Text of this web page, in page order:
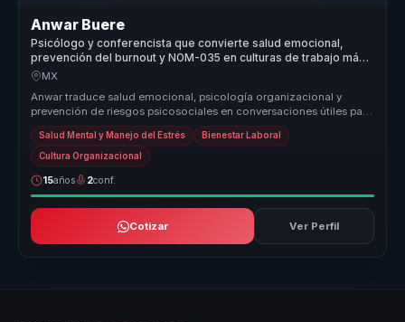
Anwar Buere
Psicólogo y conferencista que convierte salud emocional,
prevención del burnout y NOM-035 en culturas de trabajo más
humanas.
MX
Anwar traduce salud emocional, psicología organizacional y
prevención de riesgos psicosociales en conversaciones útiles para
empresas. Ay...
Salud Mental y Manejo del Estrés Bienestar Laboral
Cultura Organizacional
15años 2conf.
Cotizar Ver Perfil